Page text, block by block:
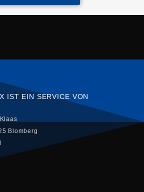
IST EIN SERVICE VON
Blomberg